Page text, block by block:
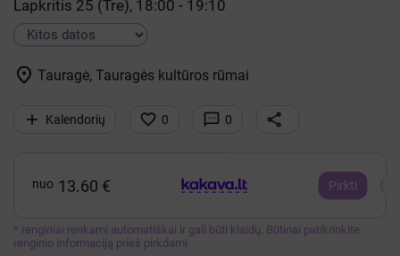
Lapkritis 25 (Tre), 18:00 - 19:10
 Tauragė, Tauragės kultūros rūmai
 Kalendorių  0  0 
nuo 13.60 € Pirkti
* renginiai renkami automatiškai ir gali būti klaidų. Būtinai patikrinkite
renginio informaciją prieš pirkdami